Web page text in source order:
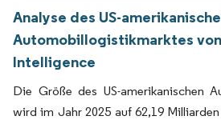
Analyse des US-
Automobillogistikmarktes
Intelligence
Die Größe des US-amerikanischen
wird im Jahr 2025 auf 62,19